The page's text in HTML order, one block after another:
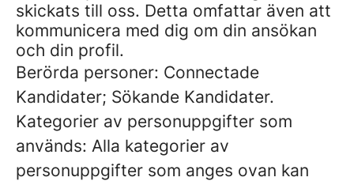
skickats till oss. Detta omfattar även att
kommunicera med dig om din ansökan
och din profil.
Berörda personer: Connectade
Kandidater; Sökande Kandidater.
Kategorier av personuppgifter som
används: Alla kategorier av
personuppgifter som anges ovan kan